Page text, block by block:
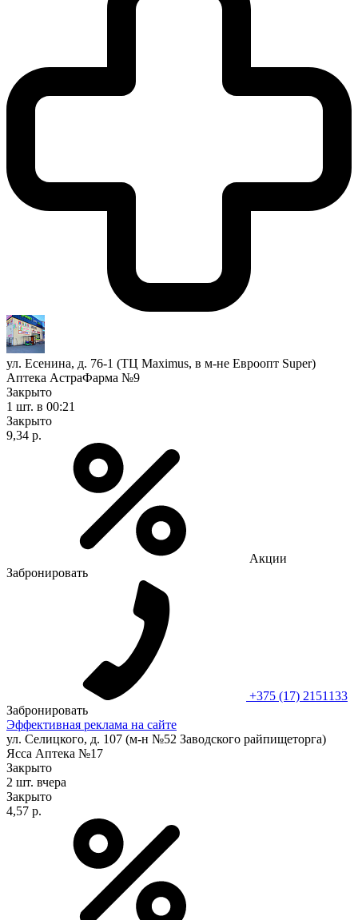
ул. Есенина, д. 76-1 (ТЦ Maximus, в м-не Евроопт Super)
Аптека АстраФарма №9
Закрыто
1 шт. в 00:21
Закрыто
9,34 р.
Акции
Забронировать
+375 (17) 2151133
Забронировать
Эффективная реклама на сайте
ул. Селицкого, д. 107 (м-н №52 Заводского райпищеторга)
Ясса Аптека №17
Закрыто
2 шт. вчера
Закрыто
4,57 р.